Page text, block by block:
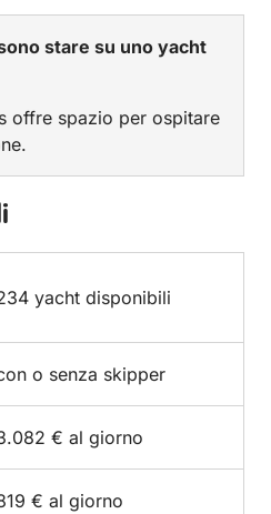
stare su uno yacht
offre spazio per ospitare
yacht disponibili
o senza skipper
€ al giorno
€ al giorno